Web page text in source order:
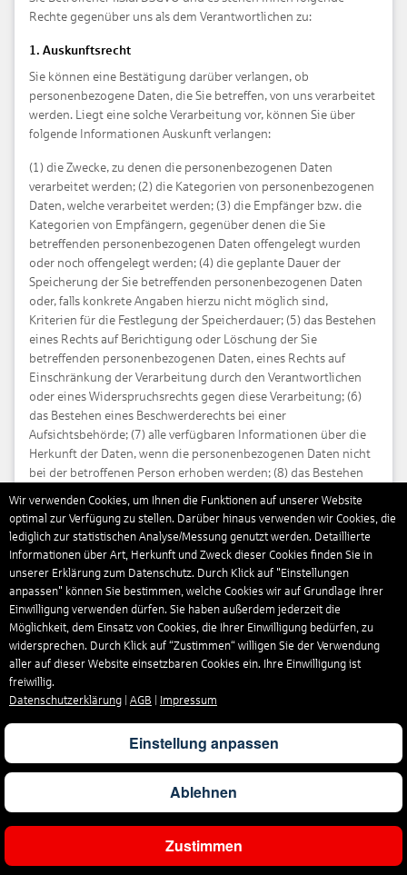
Rechte gegenüber uns als dem Verantwortlichen zu:
1. Auskunftsrecht
Sie können eine Bestätigung darüber verlangen, ob
personenbezogene Daten, die Sie betreffen, von uns verarbeitet
werden. Liegt eine solche Verarbeitung vor, können Sie über
folgende Informationen Auskunft verlangen:
(1) die Zwecke, zu denen die personenbezogenen Daten
verarbeitet werden; (2) die Kategorien von personenbezogenen
Daten, welche verarbeitet werden; (3) die Empfänger bzw. die
Kategorien von Empfängern, gegenüber denen die Sie
betreffenden personenbezogenen Daten offengelegt wurden
oder noch offengelegt werden; (4) die geplante Dauer der
Speicherung der Sie betreffenden personenbezogenen Daten
oder, falls konkrete Angaben hierzu nicht möglich sind,
Kriterien für die Festlegung der Speicherdauer; (5) das Bestehen
eines Rechts auf Berichtigung oder Löschung der Sie
betreffenden personenbezogenen Daten, eines Rechts auf
Einschränkung der Verarbeitung durch den Verantwortlichen
oder eines Widerspruchsrechts gegen diese Verarbeitung; (6)
das Bestehen eines Beschwerderechts bei einer
Aufsichtsbehörde; (7) alle verfügbaren Informationen über die
Herkunft der Daten, wenn die personenbezogenen Daten nicht
bei der betroffenen Person erhoben werden; (8) das Bestehen
einer automatisierten Entscheidungsfindung einschließlich
Profiling gemäß Art. 22 Abs. 1 und 4 DSGVO und – zumindest in
diesen Fällen – aussagekräftige Informationen über die
involvierte Logik sowie die Tragweite und die angestrebten
Auswirkungen einer derartigen Verarbeitung für die betroffene
Person.
Ihnen steht das Recht zu, Auskunft darüber zu verlangen, ob die
Sie betreffenden personenbezogenen Daten in ein Drittland
oder an eine internationale Organisation übermittelt werden.
In diesem Zusammenhang können Sie verlangen, über die
geeigneten Garantien gem. Art. 46 DSGVO im Zusammenhang
2. Recht auf Berichtigung
Sie haben ein Recht auf Berichtigung und/oder
Vervollständigung, sofern die verarbeiteten
personenbezogenen Daten, die Sie betreffen, unrichtig oder
unverzüglich vorzunehmen.
Wir verwenden Cookies, um Ihnen die Funktionen auf unserer Website
optimal zur Verfügung zu stellen. Darüber hinaus verwenden wir Cookies, die
lediglich zur statistischen Analyse/Messung genutzt werden. Detaillierte
Informationen über Art, Herkunft und Zweck dieser Cookies finden Sie in
unserer Erklärung zum Datenschutz. Durch Klick auf "Einstellungen
anpassen" können Sie bestimmen, welche Cookies wir auf Grundlage Ihrer
Einwilligung verwenden dürfen. Sie haben außerdem jederzeit die
Möglichkeit, dem Einsatz von Cookies, die Ihrer Einwilligung bedürfen, zu
widersprechen. Durch Klick auf “Zustimmen“ willigen Sie der Verwendung
aller auf dieser Website einsetzbaren Cookies ein. Ihre Einwilligung ist
freiwillig.
Datenschutzerklärung
AGB Impressum
Einstellung anpassen
Ablehnen
Zustimmen